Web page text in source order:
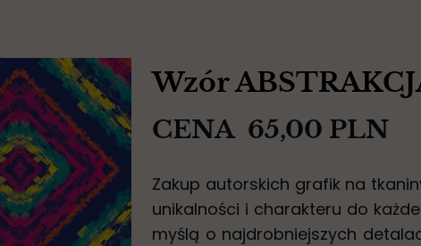
Zakup autorskich grafik na
unikalności i charakteru do
myślą o najdrobniejszych
CENA 65,00 PLN
Wzór